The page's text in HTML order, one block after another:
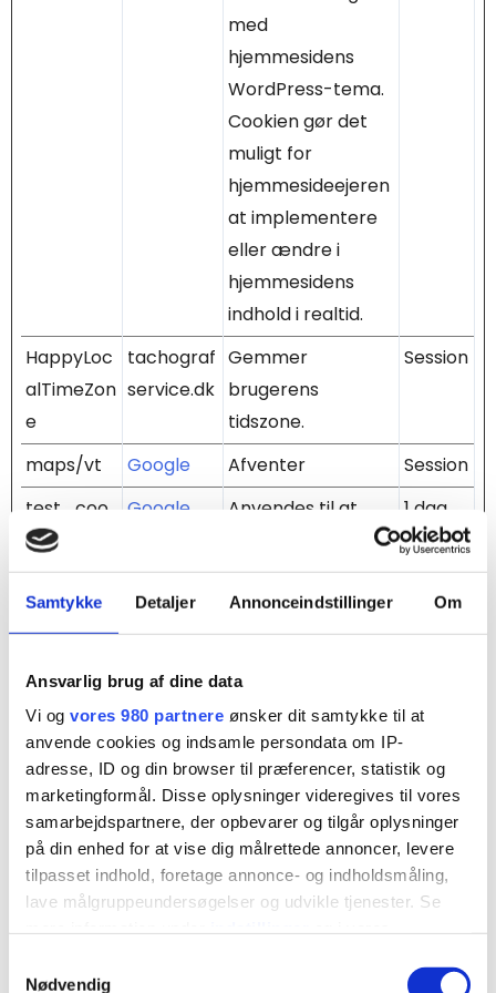
Samtykke Detaljer Annonceindstillinger Om
Ansvarlig brug af dine data
Vi og vores 980 partnere ønsker dit samtykke til at
anvende cookies og indsamle persondata om IP-
adresse, ID og din browser til præferencer, statistik og
marketingformål. Disse oplysninger videregives til vores
samarbejdspartnere, der opbevarer og tilgår oplysninger
på din enhed for at vise dig målrettede annoncer, levere
tilpasset indhold, foretage annonce- og indholdsmåling,
lave målgruppeundersøgelser og udvikle tjenester. Se
tilbage eller ændre indstillinger fra vores
Nødvendig
med
hjemmesidens
WordPress-tema.
Cookien gør det
muligt for
hjemmesideejeren
at implementere
eller ændre i
hjemmesidens
indhold i realtid.
HappyLoc
alTimeZon
e
tachograf
service.dk
Gemmer
brugerens
tidszone.
Session
maps/vt Google Afventer
Session
test_coo
kie
Google
Anvendes til at
brugerens
browser
understøtter
1 dag
th_sessio
n
Trailhub
Registrerer om
brugeren er logget
ind. Dette giver
hjemmesiden
mulighed for at
gøre afgrænse
dele af
hjemmesiden
Perma